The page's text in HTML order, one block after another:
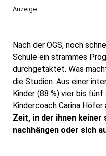
Anzeige
Nach der OGS, noch
Schule ein strammes
durchgetaktet. Was
die Studien. Aus einer
Kinder (88 %) vier bis
Kindercoach Carina
Zeit, in der ihnen keiner
nachhängen oder sich